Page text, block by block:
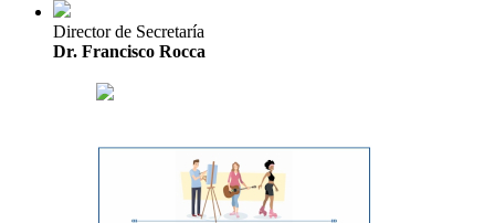
Director de Secretaría
Dr. Francisco Rocca